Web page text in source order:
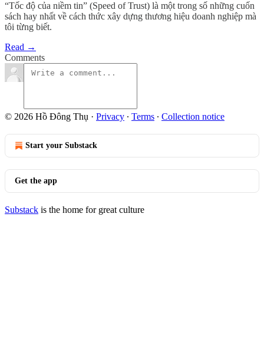
“Tốc độ của niềm tin” (Speed of Trust) là một trong số những cuốn
sách hay nhất về cách thức xây dựng thương hiệu doanh nghiệp mà
tôi từng biết.
Read →
Comments
© 2026 Hồ Đông Thụ · Privacy ∙ Terms ∙ Collection notice
Start your Substack
Get the app
Substack is the home for great culture